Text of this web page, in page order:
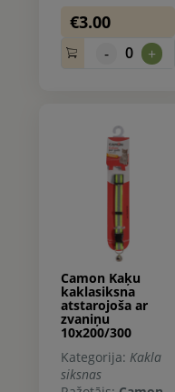
€3.00
- 0 +
Camon Kaķu
kaklasiksna
atstarojoša ar
zvaniņu
10x200/300
Kategorija: Kakla
siksnas